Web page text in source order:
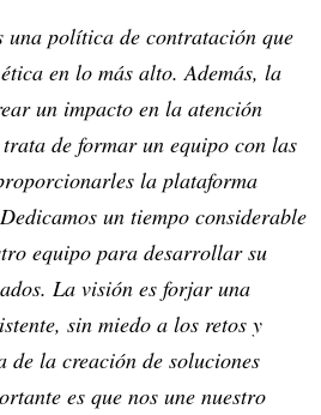
una política de contratación que
en lo más alto. Además, la
un impacto en la atención
de formar un equipo con las
la plataforma
un tiempo considerable
equipo para desarrollar su
La visión es forjar una
sin miedo a los retos y
de la creación de soluciones
es que nos une nuestro